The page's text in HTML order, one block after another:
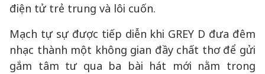
điện tử trẻ trung và lôi cuốn.
Mạch tự sự được tiếp diễn khi GREY D đưa đêm
nhạc thành một không gian đầy chất thơ để gửi
gắm tâm tư qua ba bài hát mới nằm trong